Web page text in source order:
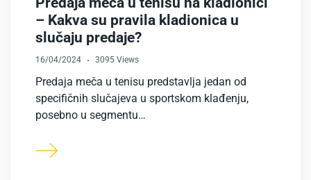
– Kakva su pravila kladionica u
slučaju predaje?
16/04/2024 3095 Views
Predaja meča u tenisu predstavlja jedan od
specifičnih slučajeva u sportskom klađenju,
posebno u segmentu…